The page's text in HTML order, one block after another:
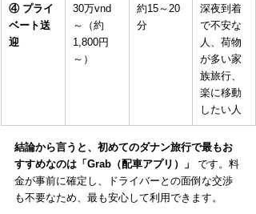
④ プライ
ベート送
迎
30万vnd
～（約
1,800円
～）
約15～20
分
深夜到着
で不安な
人、荷物
が多い家
族旅行、
楽に移動
したい人
結論から言うと、初めてのダナン旅行で最もお
すすめなのは「Grab（配車アプリ）」
です。料
金が事前に確定し、ドライバーとの面倒な交渉
も不要なため、最も安心して利用できます。